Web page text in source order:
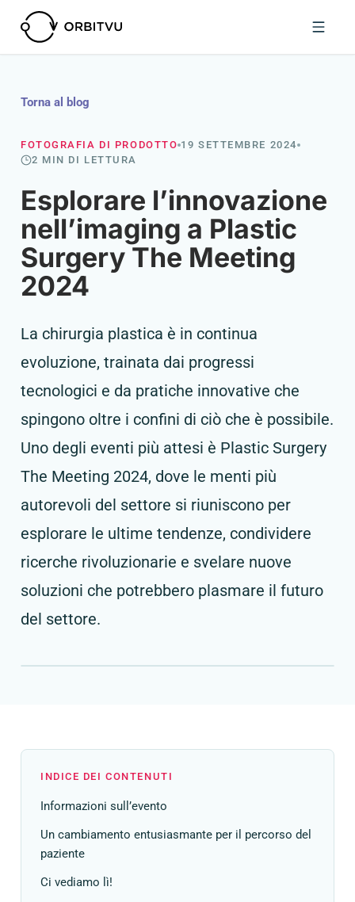
Torna al blog
FOTOGRAFIA DI PRODOTTO 19 SETTEMBRE 2024
2 MIN DI LETTURA
Esplorare l’innovazione
nell’imaging a Plastic
Surgery The Meeting
2024
La chirurgia plastica è in continua
evoluzione, trainata dai progressi
tecnologici e da pratiche innovative che
spingono oltre i confini di ciò che è possibile.
Uno degli eventi più attesi è Plastic Surgery
The Meeting 2024, dove le menti più
autorevoli del settore si riuniscono per
esplorare le ultime tendenze, condividere
ricerche rivoluzionarie e svelare nuove
soluzioni che potrebbero plasmare il futuro
del settore.
INDICE DEI CONTENUTI
Informazioni sull’evento
Un cambiamento entusiasmante per il percorso del
paziente
Ci vediamo lì!